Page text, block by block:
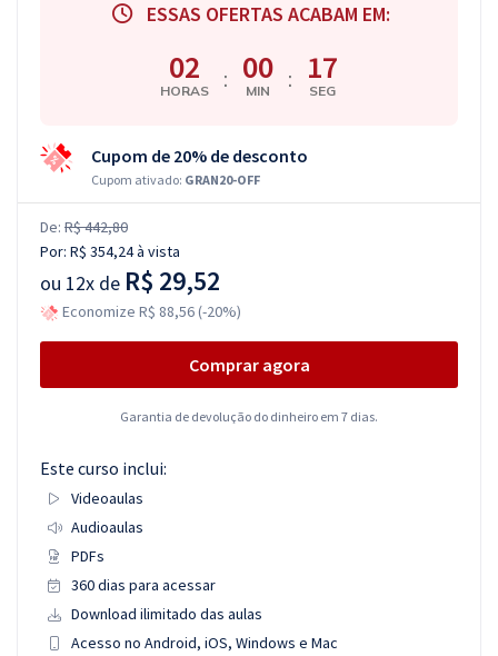
ESSAS OFERTAS ACABAM EM:
02
HORAS : 00
MIN : 16
SEG
Cupom de 20% de desconto
Cupom ativado: GRAN20-OFF
De: R$ 442,80
Por: R$ 354,24à vista
ou 12x de R$ 29,52
Economize R$ 88,56 (-20%)
Comprar agora
Garantia de devolução do dinheiro em 7 dias.
Este curso inclui:
Videoaulas
Audioaulas
PDFs
360 dias para acessar
Download ilimitado das aulas
Acesso no Android, iOS, Windows e Mac